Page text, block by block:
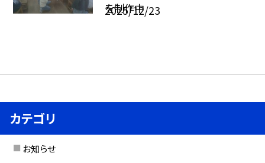
を制作中
2025/12/23
カテゴリ
お知らせ